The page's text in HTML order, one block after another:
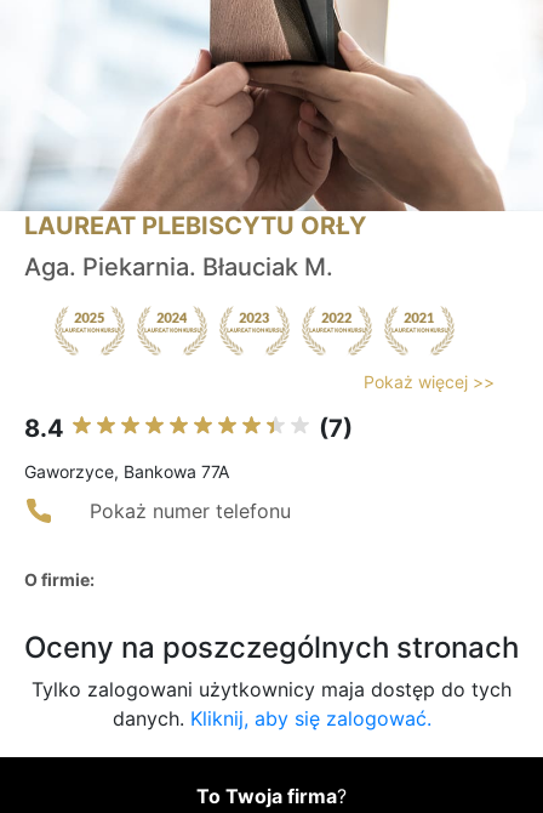
LAUREAT PLEBISCYTU ORŁY
Aga. Piekarnia. Błauciak M.
Pokaż więcej >>
8.4 (7)
Gaworzyce, Bankowa 77A
Pokaż numer telefonu
O firmie:
Oceny na poszczególnych stronach
Tylko zalogowani użytkownicy maja dostęp do tych
danych. Kliknij, aby się zalogować.
To Twoja firma?